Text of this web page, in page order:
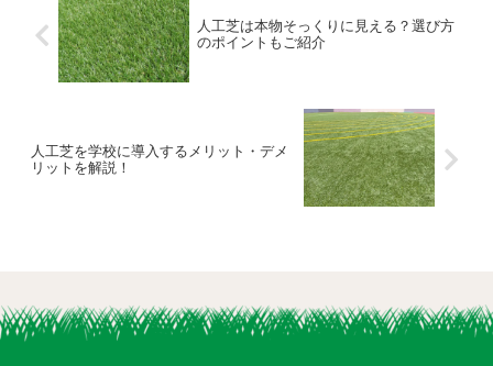
人工芝は本物そっくりに見える？選び方
のポイントもご紹介
人工芝を学校に導入するメリット・デメ
リットを解説！